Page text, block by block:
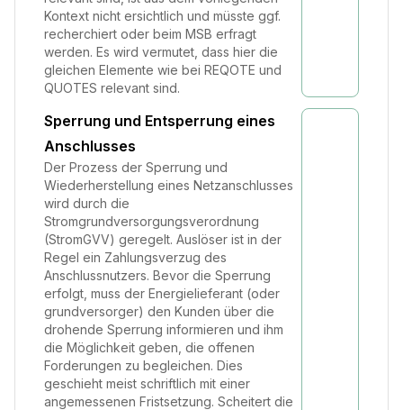
Kontext nicht ersichtlich und müsste ggf.
recherchiert oder beim MSB erfragt
werden. Es wird vermutet, dass hier die
gleichen Elemente wie bei REQOTE und
QUOTES relevant sind.
Sperrung und Entsperrung eines
Anschlusses
Der Prozess der Sperrung und
Wiederherstellung eines Netzanschlusses
wird durch die
Stromgrundversorgungsverordnung
(StromGVV) geregelt. Auslöser ist in der
Regel ein Zahlungsverzug des
Anschlussnutzers. Bevor die Sperrung
erfolgt, muss der Energielieferant (oder
grundversorger) den Kunden über die
drohende Sperrung informieren und ihm
die Möglichkeit geben, die offenen
Forderungen zu begleichen. Dies
geschieht meist schriftlich mit einer
angemessenen Fristsetzung. Scheitert die